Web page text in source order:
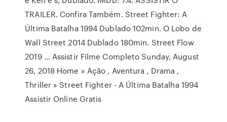
TRAILER. Confira Também. Street Fighter: A
Última Batalha 1994 Dublado 102min. O Lobo de
Wall Street 2014 Dublado 180min. Street Flow
2019 … Assistir Filme Completo Sunday, August
26, 2018 Home » Ação , Aventura , Drama ,
Thriller » Street Fighter - A Última Batalha 1994
Assistir Online Gratis